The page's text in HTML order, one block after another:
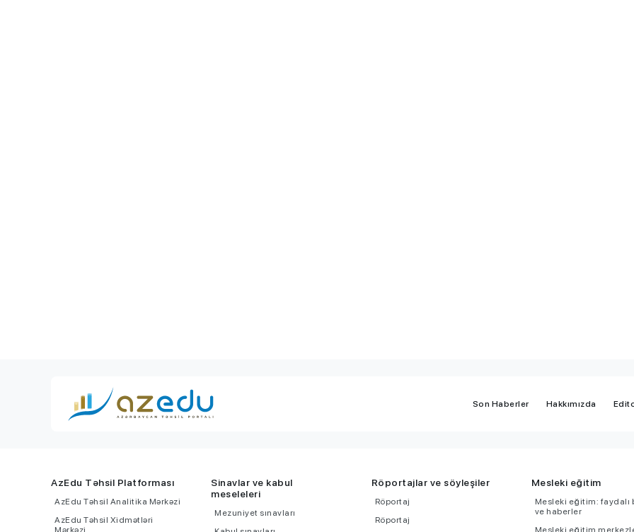
Son Haberler Hakkımızda
AzEdu Təhsil Platforması
AzEdu Təhsil Analitika Mərkəzi
AzEdu Təhsil Xidmətləri
Mərkəzi
Sinavlar ve kabul
meseleleri
Mezuniyet sınavları
Röportajlar ve söyleşiler
Röportaj
Röportaj
Mesleki eğitim
Mesleki eğitim: faydalı
ve haberler
Mesleki eğitim